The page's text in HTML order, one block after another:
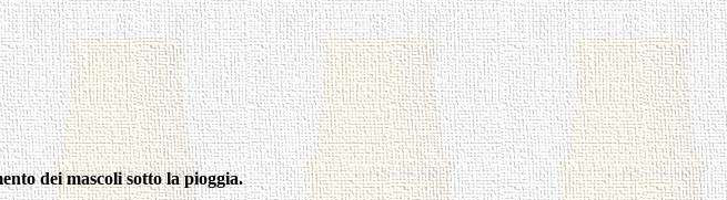
dei mascoli sotto la pioggia.